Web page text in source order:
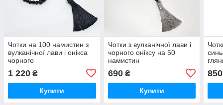
Чотки на 100 намистин з
вулканічної лави і онікса
чорного
1 220 ₴
Купити
Чотки з вулканічної лави і
чорного оніксу на 50
намистин
690₴
Купити
850